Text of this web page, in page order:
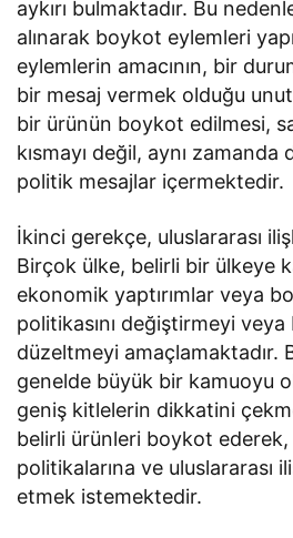
aykırı bulmaktadır. Bu
alınarak boykot eylemleri
eylemlerin amacının, bir
bir mesaj vermek olduğu
bir ürünün boykot edilmesi,
kısmayı değil, aynı
politik mesajlar içermektedir.
İkinci gerekçe, uluslararası
Birçok ülke, belirli bir ülkeye
ekonomik yaptırımlar veya
politikasını değiştirmeyi
düzeltmeyi amaçlamaktadır.
genelde büyük bir kamuoyu
geniş kitlelerin dikkatini
belirli ürünleri boykot
politikalarına ve uluslararası
etmek istemektedir.